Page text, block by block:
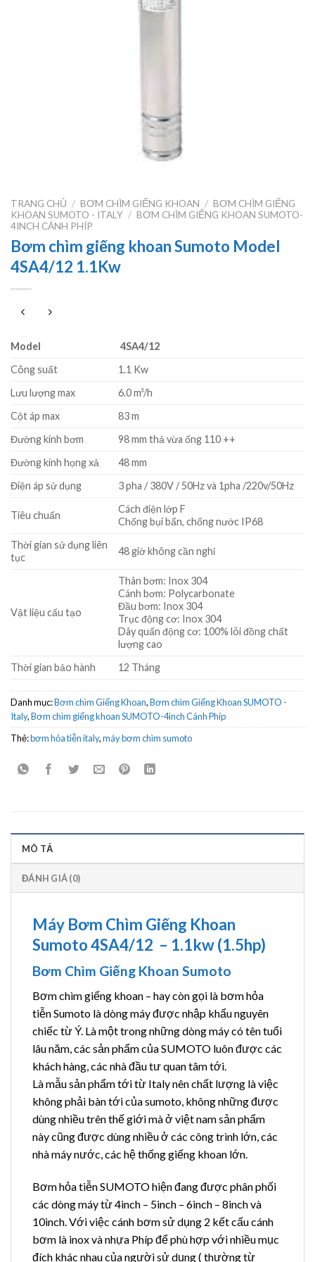
TRANG CHỦ / BƠM CHÌM GIẾNG KHOAN / BƠM CHÌM GIẾNG
KHOAN SUMOTO - ITALY / BƠM CHÌM GIẾNG KHOAN SUMOTO-
4INCH CÁNH PHÍP
Bơm chìm giếng khoan Sumoto Model
4SA4/12 1.1Kw
Model
4SA4/12
Công suất
1.1 Kw
Lưu lượng max
6.0 m³/h
Cột áp max
83 m
Đường kính bơm
98 mm thả vừa ống 110 ++
Đường kính họng xả
48 mm
Điện áp sử dụng
3 pha / 380V / 50Hz và 1pha /220v/50Hz
Tiêu chuẩn
Cách điện lớp F
Chống bụi bẩn, chống nước IP68
Thời gian sử dụng liên
tục
48 giờ không cần nghỉ
Vật liệu cấu tạo
Thân bơm: Inox 304
Cánh bơm: Polycarbonate
Đầu bơm: Inox 304
Trục động cơ: Inox 304
Dây quấn động cơ: 100% lõi đồng chất
lượng cao
Thời gian bảo hành
12 Tháng
Danh mục:Bơm chìm Giếng Khoan,Bơm chìm Giếng Khoan SUMOTO -
Italy,Bơm chìm giếng khoan SUMOTO-4inch Cánh Phíp
Thẻ:bơm hỏa tiễn italy,máy bơm chìm sumoto
MÔ TẢ
ĐÁNH GIÁ (0)
Máy Bơm Chìm Giếng Khoan
Sumoto 4SA4/12 – 1.1kw (1.5hp)
Bơm Chìm Giếng Khoan Sumoto
Bơm chìm giếng khoan – hay còn gọi là bơm hỏa
tiễn Sumoto là dòng máy được nhập khẩu nguyên
chiếc từ Ý. Là một trong những dòng máy có tên tuổi
lâu năm, các sản phẩm của SUMOTO luôn được các
khách hàng, các nhà đầu tư quan tâm tới.
Là mẫu sản phẩm tới từ Italy nên chất lượng là việc
không phải bàn tới của sumoto, không những được
dùng nhiều trên thế giới mà ở việt nam sản phẩm
này cũng được dùng nhiều ở các công trình lớn, các
nhà máy nước, các hệ thống giếng khoan lớn.
Bơm hỏa tiễn SUMOTO hiện đang được phân phối
các dòng máy từ 4inch – 5inch – 6inch – 8inch và
10inch. Với việc cánh bơm sử dụng 2 kết cấu cánh
bơm là inox và nhựa Phíp để phù hợp với nhiều mục
đích khác nhau của người sử dụng ( thường từ